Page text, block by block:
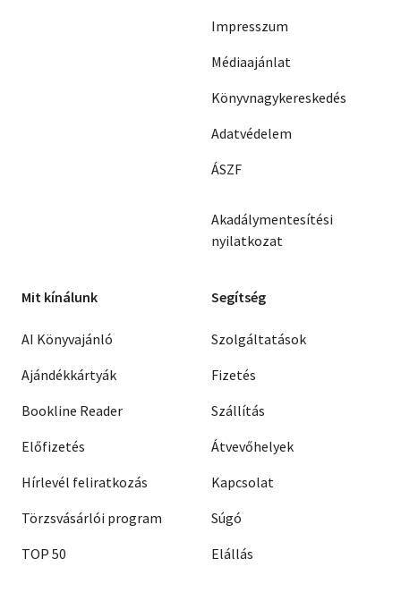
Impresszum
Médiaajánlat
Könyvnagykereskedés
Adatvédelem
ÁSZF
Akadálymentesítési
nyilatkozat
Mit kínálunk
AI Könyvajánló
Ajándékkártyák
Bookline Reader
Előfizetés
Hírlevél feliratkozás
Törzsvásárlói program
TOP 50
Segítség
Szolgáltatások
Fizetés
Szállítás
Átvevőhelyek
Kapcsolat
Súgó
Elállás